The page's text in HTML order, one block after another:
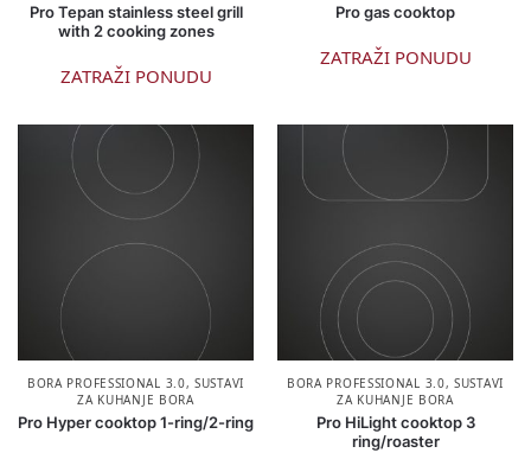
Pro Tepan stainless steel grill
with 2 cooking zones
ZATRAŽI PONUDU
Pro gas cooktop
ZATRAŽI PONUDU
BORA PROFESSIONAL 3.0,SUSTAVI
ZA KUHANJE BORA
Pro Hyper cooktop 1-ring/2-ring
BORA PROFESSIONAL 3.0,SUSTAVI
ZA KUHANJE BORA
Pro HiLight cooktop 3
ring/roaster